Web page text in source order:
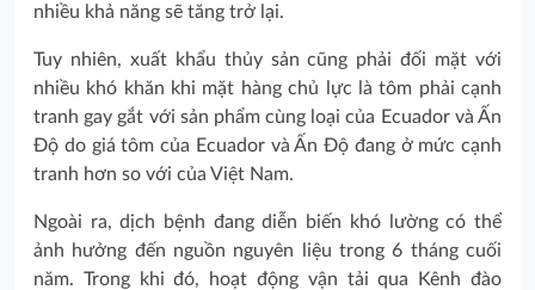
nhiều khả năng sẽ tăng trở lại.
Tuy nhiên, xuất khẩu thủy sản cũng phải đối mặt với
nhiều khó khăn khi mặt hàng chủ lực là tôm phải cạnh
tranh gay gắt với sản phẩm cùng loại của Ecuador và Ấn
Độ do giá tôm của Ecuador và Ấn Độ đang ở mức cạnh
tranh hơn so với của Việt Nam.
Ngoài ra, dịch bệnh đang diễn biến khó lường có thể
ảnh hưởng đến nguồn nguyên liệu trong 6 tháng cuối
năm. Trong khi đó, hoạt động vận tải qua Kênh đào